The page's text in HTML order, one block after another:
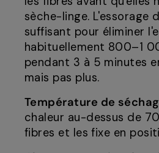
sèche-linge. L'essorage
suffisant pour éliminer
habituellement 800–1
pendant 3 à 5 minutes
mais pas plus.
Température de
chaleur au-dessus de
fibres et les fixe en